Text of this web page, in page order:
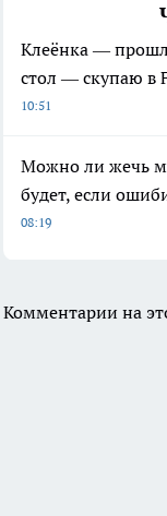
Клеёнка —
стол — скупаю в
10:51
Можно ли жечь
будет, если
08:19
Комментарии на